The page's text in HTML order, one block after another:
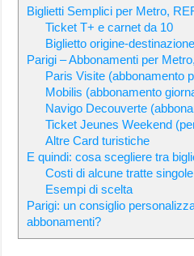
Biglietti Semplici per Metro,
Ticket T+ e carnet da 10
Biglietto origine-
Parigi – Abbonamenti per
Paris Visite (abbonamento
Mobilis (abbonamento
Navigo Decouverte
Ticket Jeunes Weekend
Altre Card turistiche
E quindi: cosa scegliere tra
Costi di alcune tratte singole
Esempi di scelta
Parigi: un consiglio
abbonamenti?